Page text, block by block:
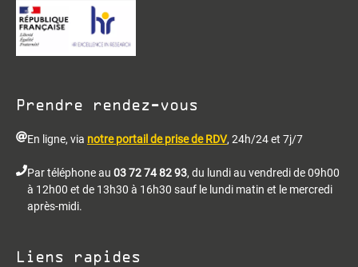
Prendre rendez-vous
En ligne, via notre portail de prise de RDV, 24h/24 et 7j/7
Par téléphone au 03 72 74 82 93, du lundi au vendredi de 09h00
à 12h00 et de 13h30 à 16h30 sauf le lundi matin et le mercredi
après-midi.
Liens rapides